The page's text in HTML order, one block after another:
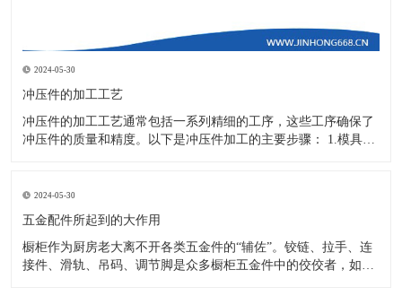
2024-05-30
冲压件的加工工艺
冲压件的加工工艺通常包括一系列精细的工序，这些工序确保了
冲压件的质量和精度。以下是冲压件加工的主要步骤： 1.模具设
开料与落料：在图纸上标注尺寸后，根据图纸要求选择合适的板
材。然
2024-05-30
五金配件所起到的大作用
橱柜作为厨房老大离不开各类五金件的“辅佐”。铰链、拉手、连
接件、滑轨、吊码、调节脚是众多橱柜五金件中的佼佼者，如果